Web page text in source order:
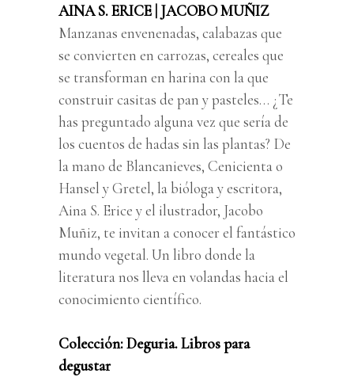
AINA S. ERICE | JACOBO MUÑIZ
Manzanas envenenadas, calabazas que
se convierten en carrozas, cereales que
se transforman en harina con la que
construir casitas de pan y pasteles… ¿Te
has preguntado alguna vez que sería de
los cuentos de hadas sin las plantas? De
la mano de Blancanieves, Cenicienta o
Hansel y Gretel, la bióloga y escritora,
Aina S. Erice y el ilustrador, Jacobo
Muñiz, te invitan a conocer el fantástico
mundo vegetal. Un libro donde la
literatura nos lleva en volandas hacia el
conocimiento científico.
Colección: Deguria. Libros para
degustar